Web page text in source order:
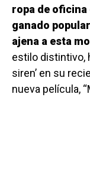
ropa de oficina
ganado
ajena a esta
estilo distintivo,
siren’ en su
nueva película,